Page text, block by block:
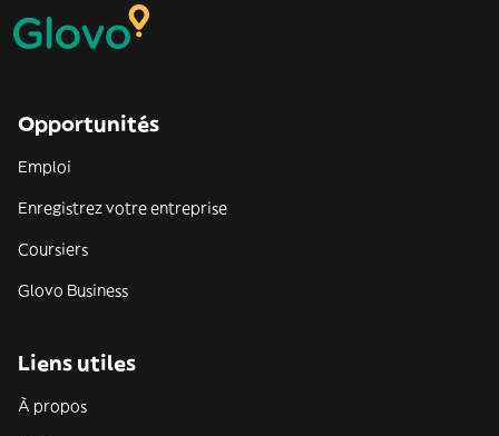
Opportunités
Emploi
Enregistrez votre entreprise
Coursiers
Glovo Business
Liens utiles
À propos